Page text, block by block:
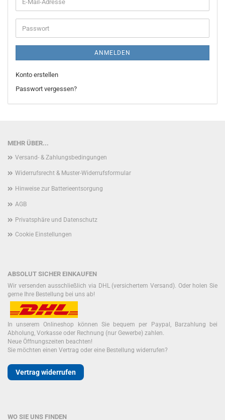
Mail-
Adresse
Passwort
ANMELDEN
Konto erstellen
Passwort vergessen?
MEHR ÜBER...
Versand- & Zahlungsbedingungen
Widerrufsrecht & Muster-Widerrufsformular
Hinweise zur Batterieentsorgung
AGB
Privatsphäre und Datenschutz
Cookie Einstellungen
ABSOLUT SICHER EINKAUFEN
Wir versenden ausschließlich via DHL (versichertem Versand). Oder holen Sie
gerne Ihre Bestellung bei uns ab!
In unserem Onlineshop können Sie bequem per Paypal, Barzahlung bei
Abholung, Vorkasse oder Rechnung (nur Gewerbe) zahlen.
Neue Öffnungszeiten beachten!
Sie möchten einen Vertrag oder eine Bestellung widerrufen?
Vertrag widerrufen
WO SIE UNS FINDEN